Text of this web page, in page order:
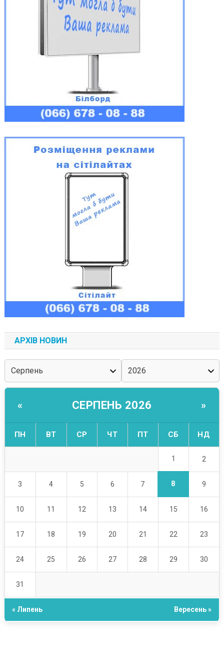
АРХІВ НОВИН
« СЕРПЕНЬ 2026 »
ПН ВТ СР ЧТ ПТ СБ НД
1 2
3 4 5 6 7 8 9
10 11 12 13 14 15 16
17 18 19 20 21 22 23
24 25 26 27 28 29 30
31
« Липень Вересень »